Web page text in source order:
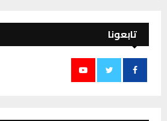
تابعونا